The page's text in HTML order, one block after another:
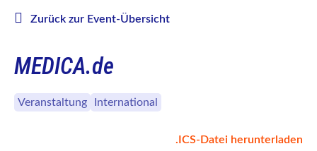
Zurück zur Event-Übersicht
MEDICA.de
Veranstaltung International
.ICS-Datei herunterladen